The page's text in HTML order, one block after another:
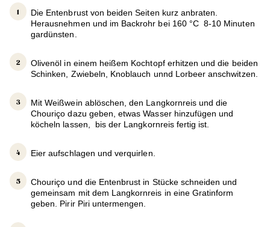
Die Entenbrust von beiden Seiten kurz anbraten.
Herausnehmen und im Backrohr bei 160 °C 8-10 Minuten
gardünsten.
Olivenöl in einem heißem Kochtopf erhitzen und die beiden
Schinken, Zwiebeln, Knoblauch unnd Lorbeer anschwitzen.
Mit Weißwein ablöschen, den Langkornreis und die
Chouriço dazu geben, etwas Wasser hinzufügen und
köcheln lassen, bis der Langkornreis fertig ist.
Eier aufschlagen und verquirlen.
Chouriço und die Entenbrust in Stücke schneiden und
gemeinsam mit dem Langkornreis in eine Gratinform
geben. Pirir Piri untermengen.